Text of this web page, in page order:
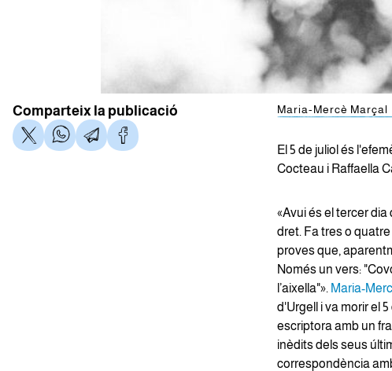
Maria-Mercè Marçal
Comparteix la publicació
El 5 de juliol és
Cocteau i Raffaella
«Avui és el tercer
dret. Fa tres o
proves que,
Només un vers:
l’aixella"». Maria-
d'Urgell i va morir el
escriptora amb un
inèdits dels seus
correspondència